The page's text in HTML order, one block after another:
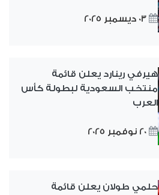
03 ديسمبر 2025
هيرفي رينارد يعلن قائمة
منتخب السعودية لبطولة كأس
العرب
20 نوفمبر 2025
حلمي طولان يعلن قائمة